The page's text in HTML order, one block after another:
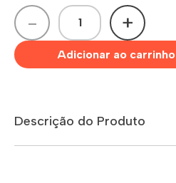
- +
Adicionar ao carrinho
Descrição do Produto